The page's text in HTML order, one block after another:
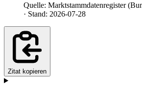
Quelle: Marktstammdatenregister
· Stand: 2026-07-28
Zitat kopieren